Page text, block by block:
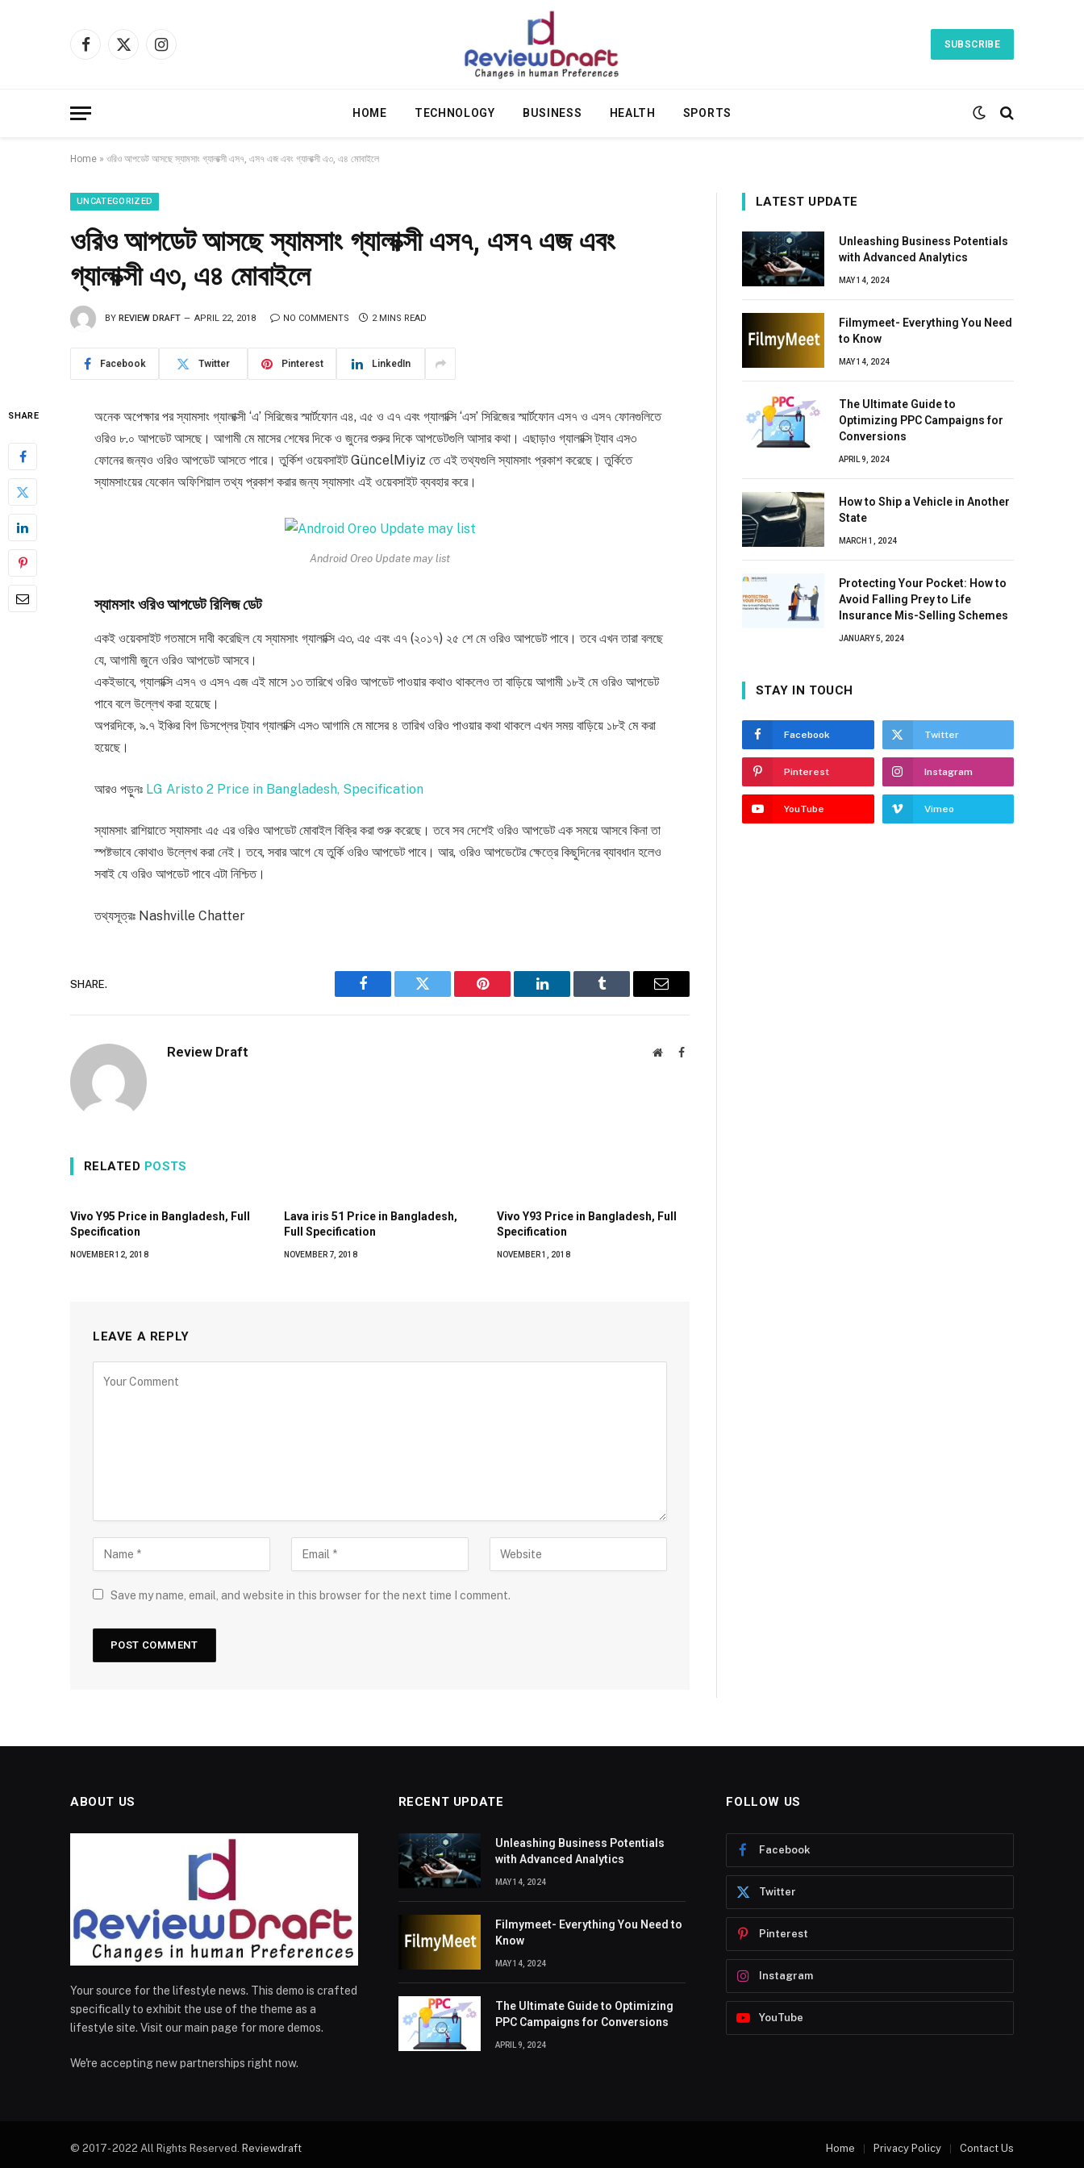
Facebook
X
Instagram
SUBSCRIBE
HOME TECHNOLOGY BUSINESS HEALTH SPORTS
Home » ওরিও আপডেট আসছে স্যামসাং গ্যালাক্সী এস৭, এস৭ এজ এবং গ্যালাক্সী এ৩, এ৪ মোবাইলে
UNCATEGORIZED
ওরিও আপডেট আসছে স্যামসাং গ্যালাক্সী এস৭, এস৭ এজ এবং
গ্যালাক্সী এ৩, এ৪ মোবাইলে
BY REVIEW DRAFT APRIL 22, 2018 NO COMMENTS 2 MINS READ
Facebook Twitter Pinterest LinkedIn
SHARE
অনেক অপেক্ষার পর স্যামসাং গ্যালাক্সী ‘এ’ সিরিজের স্মার্টফোন এ৪, এ৫ ও এ৭ এবং গ্যালাক্সি ‘এস’ সিরিজের স্মার্টফোন এস৭ ও এস৭ ফোনগুলিতে
ওরিও ৮.০ আপডেট আসছে। আগামী মে মাসের শেষের দিকে ও জুনের শুরুর দিকে আপডেটগুলি আসার কথা। এছাড়াও গ্যালাক্সি ট্যাব এস৩
ফোনের জন্যও ওরিও আপডেট আসতে পারে। তুর্কিশ ওয়েবসাইট GüncelMiyiz তে এই তথ্যগুলি স্যামসাং প্রকাশ করেছে। তুর্কিতে
স্যামসাংয়ের যেকোন অফিশিয়াল তথ্য প্রকাশ করার জন্য স্যামসাং এই ওয়েবসাইট ব্যবহার করে।
Android Oreo Update may list
স্যামসাং ওরিও আপডেট রিলিজ ডেট
একই ওয়েবসাইট গতমাসে দাবী করেছিল যে স্যামসাং গ্যালাক্সি এ৩, এ৫ এবং এ৭ (২০১৭) ২৫ শে মে ওরিও আপডেট পাবে। তবে এখন তারা বলছে
যে, আগামী জুনে ওরিও আপডেট আসবে।
একইভাবে, গ্যালাক্সি এস৭ ও এস৭ এজ এই মাসে ১৩ তারিখে ওরিও আপডেট পাওয়ার কথাও থাকলেও তা বাড়িয়ে আগামী ১৮ই মে ওরিও আপডেট
পাবে বলে উল্লেখ করা হয়েছে।
অপরদিকে, ৯.৭ ইঞ্চির বিগ ডিসপ্লের ট্যাব গ্যালাক্সি এস৩ আগামি মে মাসের ৪ তারিখ ওরিও পাওয়ার কথা থাকলে এখন সময় বাড়িয়ে ১৮ই মে করা
হয়েছে।
আরও পড়ুনঃ LG Aristo 2 Price in Bangladesh, Specification
স্যামসাং রাশিয়াতে স্যামসাং এ৫ এর ওরিও আপডেট মোবাইল বিক্রি করা শুরু করেছে। তবে সব দেশেই ওরিও আপডেট এক সময়ে আসবে কিনা তা
স্পষ্টভাবে কোথাও উল্লেখ করা নেই। তবে, সবার আগে যে তুর্কি ওরিও আপডেট পাবে। আর, ওরিও আপডেটের ক্ষেত্রে কিছুদিনের ব্যাবধান হলেও
সবাই যে ওরিও আপডেট পাবে এটা নিশ্চিত।
তথ্যসূত্রঃ Nashville Chatter
SHARE.
Facebook Twitter Pinterest LinkedIn Tumblr Email
Review Draft WebsiteFacebook
RELATED POSTS
Vivo Y95 Price in Bangladesh, Full
Specification
NOVEMBER 12, 2018
Lava iris 51 Price in Bangladesh,
Full Specification
NOVEMBER 7, 2018
Vivo Y93 Price in Bangladesh, Full
Specification
NOVEMBER 1, 2018
LEAVE A REPLY
Save my name, email, and website in this browser for the next time I comment.
LATEST UPDATE
Unleashing Business Potentials
with Advanced Analytics
MAY 14, 2024
Filmymeet- Everything You Need
to Know
MAY 14, 2024
The Ultimate Guide to
Optimizing PPC Campaigns for
Conversions
APRIL 9, 2024
How to Ship a Vehicle in Another
State
MARCH 1, 2024
Protecting Your Pocket: How to
Avoid Falling Prey to Life
Insurance Mis-Selling Schemes
JANUARY 5, 2024
STAY IN TOUCH
Facebook Twitter
Pinterest Instagram
YouTube Vimeo
ABOUT US
Your source for the lifestyle news. This demo is crafted
specifically to exhibit the use of the theme as a
lifestyle site. Visit our main page for more demos.
We're accepting new partnerships right now.
RECENT UPDATE
Unleashing Business Potentials
with Advanced Analytics
MAY 14, 2024
Filmymeet- Everything You Need to
Know
MAY 14, 2024
The Ultimate Guide to Optimizing
PPC Campaigns for Conversions
APRIL 9, 2024
FOLLOW US
Facebook
Twitter
Pinterest
Instagram
YouTube
© 2017- 2022 All Rights Reserved. Reviewdraft Home Privacy Policy Contact Us